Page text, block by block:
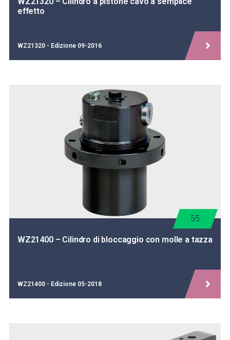
effetto
WZ21320 - Edizione 09-2016
WZ21400 – Cilindro di bloccaggio con molle a tazza
55
WZ21400 - Edizione 05-2018